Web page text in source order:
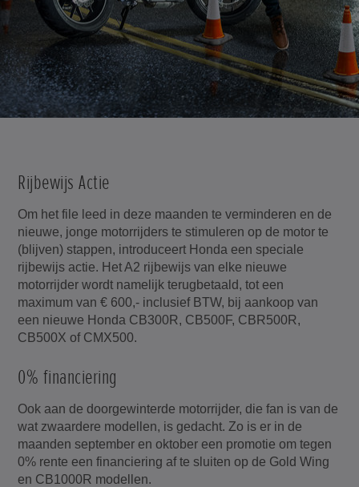
Rijbewijs Actie
Om het file leed in deze maanden te verminderen en de
nieuwe, jonge motorrijders te stimuleren op de motor te
(blijven) stappen, introduceert Honda een speciale
rijbewijs actie. Het A2 rijbewijs van elke nieuwe
motorrijder wordt namelijk terugbetaald, tot een
maximum van € 600,- inclusief BTW, bij aankoop van
een nieuwe Honda CB300R, CB500F, CBR500R,
CB500X of CMX500.
0% financiering
Ook aan de doorgewinterde motorrijder, die fan is van de
wat zwaardere modellen, is gedacht. Zo is er in de
maanden september en oktober een promotie om tegen
0% rente een financiering af te sluiten op de Gold Wing
en CB1000R modellen.